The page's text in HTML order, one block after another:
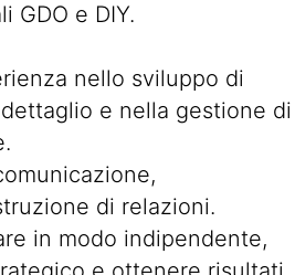
GDO e DIY.
nello sviluppo di
e nella gestione di
di relazioni.
in modo indipendente,